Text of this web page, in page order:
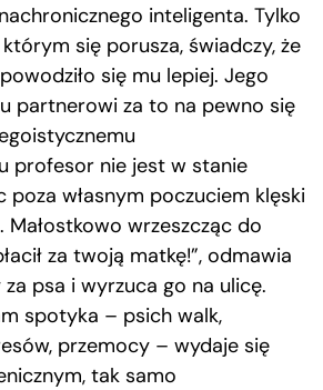
inteligenta. Tylko
się porusza, świadczy, że
się mu lepiej. Jego
partnerowi za to na pewno się
profesor nie jest w stanie
własnym poczuciem klęski
wrzeszcząc do
za twoją matkę!”, odmawia
za psa i wyrzuca go na ulicę.
spotyka – psich walk,
przemocy – wydaje się
tak samo